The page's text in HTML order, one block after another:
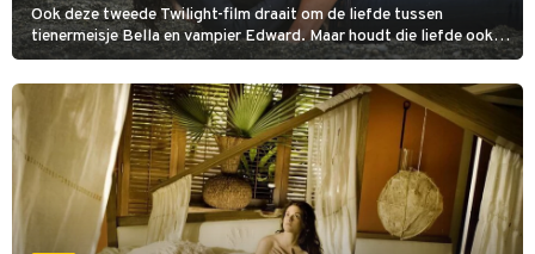
Ook deze tweede Twilight-film draait om de liefde tussen
tienermeisje Bella en vampier Edward. Maar houdt die liefde ook
stand?